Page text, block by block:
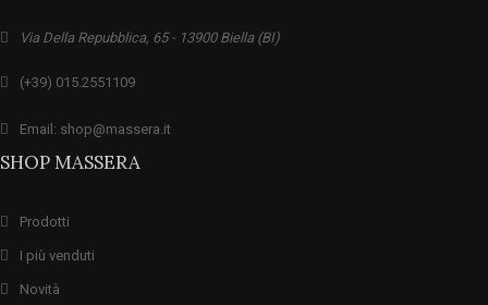
Via Della Repubblica, 65 - 13900 Biella (BI)
(+39) 015.2551109
Email: shop@massera.it
SHOP MASSERA
Prodotti
I più venduti
Novità